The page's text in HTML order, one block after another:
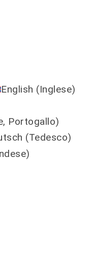
English (Inglese)
Portogallo)
(Tedesco)
)